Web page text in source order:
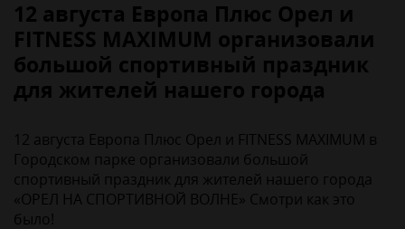
12 августа Европа Плюс Орел и
FITNESS MAXIMUM организовали
большой спортивный праздник
для жителей нашего города
12 августа Европа Плюс Орел и FITNESS MAXIMUM в
Городском парке организовали большой
спортивный праздник для жителей нашего города
«ОРЕЛ НА СПОРТИВНОЙ ВОЛНЕ» Смотри как это
было!